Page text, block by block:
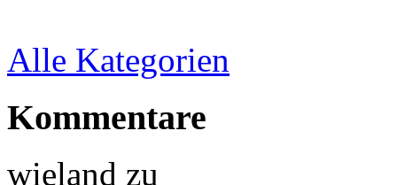
Alle Kategorien
Kommentare
wieland zu